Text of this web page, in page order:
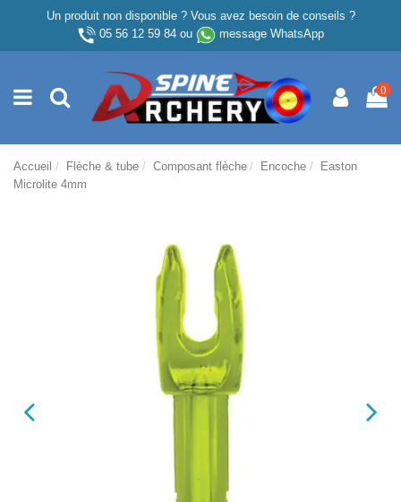
Un produit non disponible ? Vous avez besoin de conseils ?
05 56 12 59 84ou message WhatsApp
0
Accueil Flèche & tube Composant flèche Encoche
Easton
Microlite 4mm